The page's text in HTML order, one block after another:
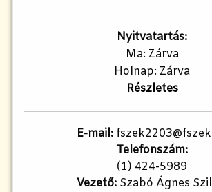
Nyitvatartás:
Ma: Zárva
Holnap: Zárva
Részletes
E-mail:
Telefonszám:
(1) 424-5989
Vezető: Szabó Ágnes